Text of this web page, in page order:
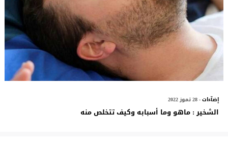
إضآءات- 28 تموز 2022
الشخير : ماهو وما أسبابه وكيف تتخلص منه